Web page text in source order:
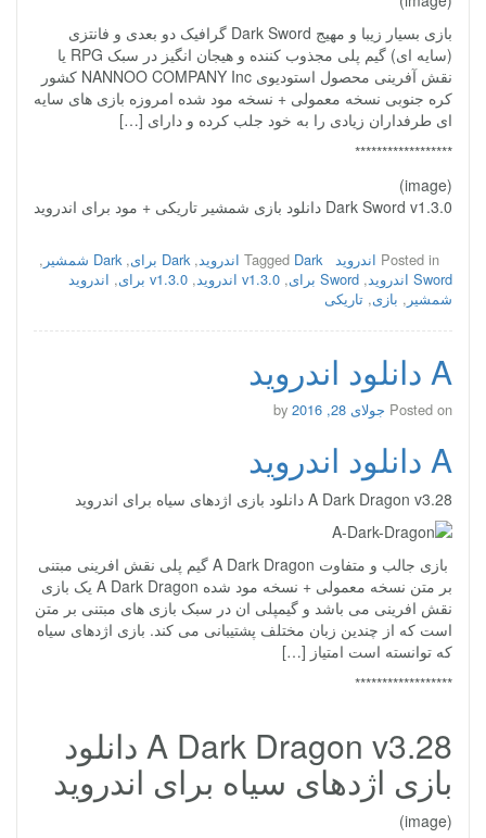
بازی بسیار زیبا و مهیج Dark Sword گرافیک دو بعدی و فانتزی
(سایه ای) گیم پلی مجذوب کننده و هیجان انگیز در سبک RPG یا
نقش آفرینی محصول استودیوی NANNOO COMPANY Inc کشور
کره جنوبی نسخه معمولی + نسخه مود شده امروزه بازی های سایه
ای طرفداران زیادی را به خود جلب کرده و دارای […]
******************
(image)
Dark Sword v1.3.0 دانلود بازی شمشیر تاریکی + مود برای اندروید
Posted in اندروید Tagged Dark اندروید ,Dark برای ,Dark شمشیر
,
Sword اندروید
, Sword برای , v1.3.0 اندروید , v1.3.0 برای , اندروید
شمشیر , بازی, تاریکی
A دانلود اندروید
Posted on جولای 28, 2016
A دانلود اندروید
A Dark Dragon v3.28 دانلود بازی اژدهای سیاه برای اندروید
بازی جالب و متفاوت A Dark Dragon گیم پلی نقش افرینی مبتنی
بر متن نسخه معمولی + نسخه مود شده A Dark Dragon یک بازی
نقش افرینی می باشد و گیمپلی ان در سبک بازی های مبتنی بر متن
است که از چندین زبان مختلف پشتیبانی می کند. بازی اژدهای سیاه
که توانسته است امتیاز […]
******************
A Dark Dragon v3.28 دانلود
بازی اژدهای سیاه برای اندروید
(image)